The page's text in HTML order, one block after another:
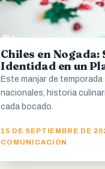
Chiles en
Identidad en un
Este manjar de
nacionales, historia
cada bocado.
15 DE SEPTIEMBRE DE
COMUNICACIÓN